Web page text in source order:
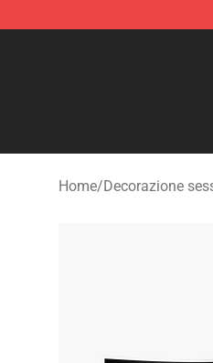
Asexual Flag Shop -
Home/Decorazione